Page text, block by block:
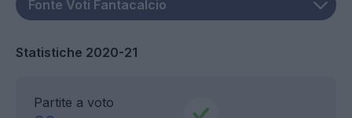
Statistiche 2020-21
Partite a voto